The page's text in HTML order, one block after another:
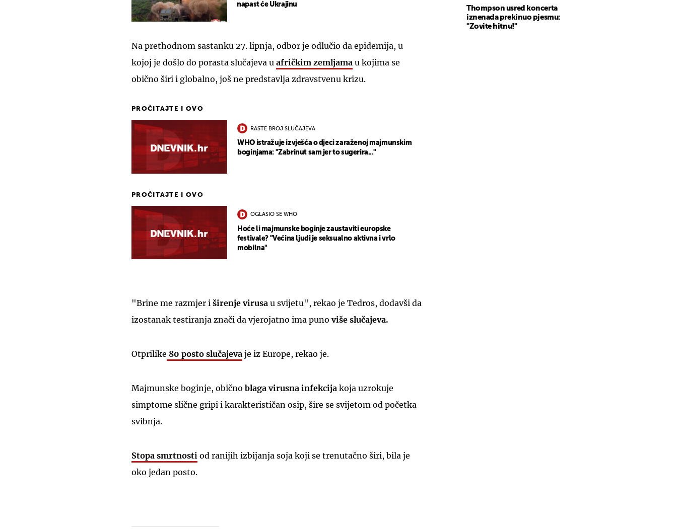
napast će Ukrajinu
Na prethodnom sastanku 27. lipnja, odbor je odlučio da epidemija, u
kojoj je došlo do porasta slučajeva u afričkim zemljama u kojima se
obično širi i globalno, još ne predstavlja zdravstvenu krizu.
PROČITAJTE I OVO
RASTE BROJ SLUČAJEVA
WHO istražuje izvješća o djeci zaraženoj majmunskim
boginjama: "Zabrinut sam jer to sugerira..."
PROČITAJTE I OVO
OGLASIO SE WHO
Hoće li majmunske boginje zaustaviti europske
festivale? "Većina ljudi je seksualno aktivna i vrlo
mobilna"
"Brine me razmjer i širenje virusa u svijetu", rekao je Tedros, dodavši da
izostanak testiranja znači da vjerojatno ima punoviše slučajeva.
Otprilike 80 posto slučajeva je iz Europe, rekao je.
Majmunske boginje, obično blaga virusna infekcija koja uzrokuje
simptome slične gripi i karakterističan osip, šire se svijetom od početka
svibnja.
Stopa smrtnosti od ranijih izbijanja soja koji se trenutačno širi, bila je
oko jedan posto.
Thompson usred koncerta
iznenada prekinuo pjesmu:
"Zovite hitnu!"